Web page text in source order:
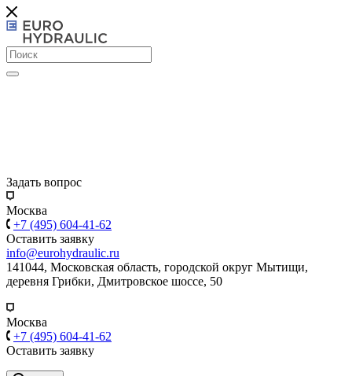
Задать вопрос
Москва
+7 (495) 604-41-62
Оставить заявку
info@eurohydraulic.ru
141044, Московская область, городской округ Мытищи,
деревня Грибки, Дмитровское шоссе, 50
Москва
+7 (495) 604-41-62
Оставить заявку